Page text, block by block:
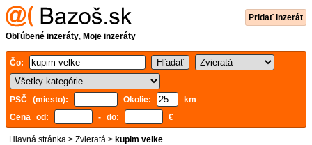
Pridať inzerát
Obľúbené inzeráty, Moje inzeráty
Čo:
PSČ (miesto): Okolie:
km
Cena od:
- do: €
Hlavná stránka > Zvieratá > kupim velke